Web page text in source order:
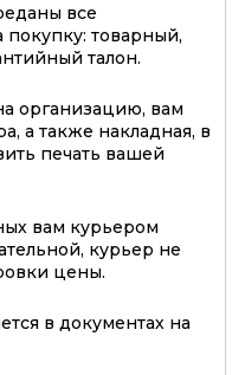
все
товарный,
талон.
организацию, вам
а также накладная, в
печать вашей
вам курьером
курьер не
цены.
в документах на